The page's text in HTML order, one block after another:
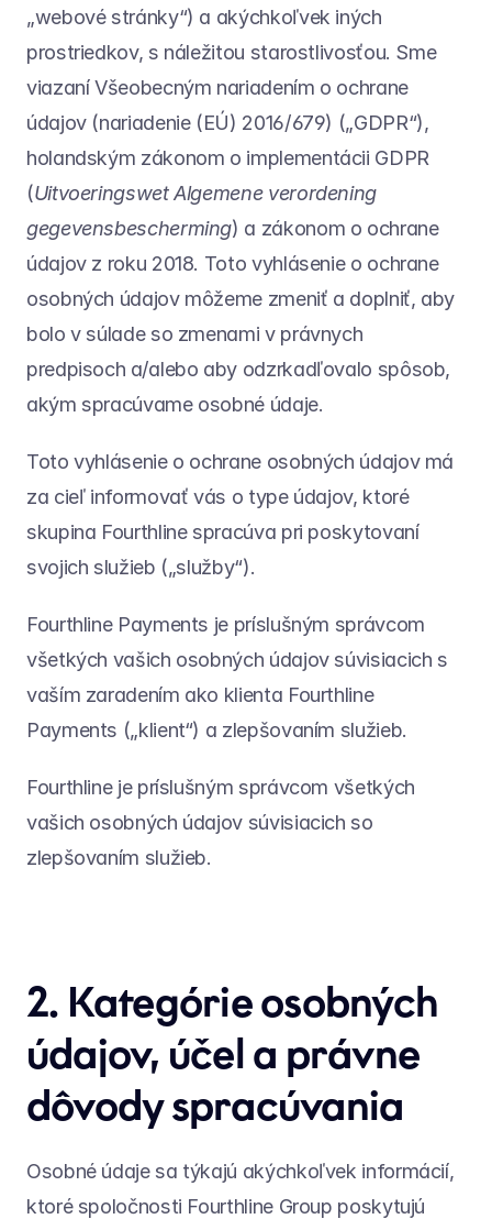
„webové stránky“) a akýchkoľvek iných
prostriedkov, s náležitou starostlivosťou. Sme
viazaní Všeobecným nariadením o ochrane
údajov (nariadenie (EÚ) 2016/679) („GDPR“),
holandským zákonom o implementácii GDPR
(Uitvoeringswet Algemene verordening
gegevensbescherming) a zákonom o ochrane
údajov z roku 2018. Toto vyhlásenie o ochrane
osobných údajov môžeme zmeniť a doplniť, aby
bolo v súlade so zmenami v právnych
predpisoch a/alebo aby odzrkadľovalo spôsob,
akým spracúvame osobné údaje.
Toto vyhlásenie o ochrane osobných údajov má
za cieľ informovať vás o type údajov, ktoré
skupina Fourthline spracúva pri poskytovaní
svojich služieb („služby“).
Fourthline Payments je príslušným správcom
všetkých vašich osobných údajov súvisiacich s
vaším zaradením ako klienta Fourthline
Payments („klient“) a zlepšovaním služieb.
Fourthline je príslušným správcom všetkých
vašich osobných údajov súvisiacich so
zlepšovaním služieb.
2. Kategórie osobných
údajov, účel a právne
dôvody spracúvania
Osobné údaje sa týkajú akýchkoľvek informácií,
ktoré spoločnosti Fourthline Group poskytujú